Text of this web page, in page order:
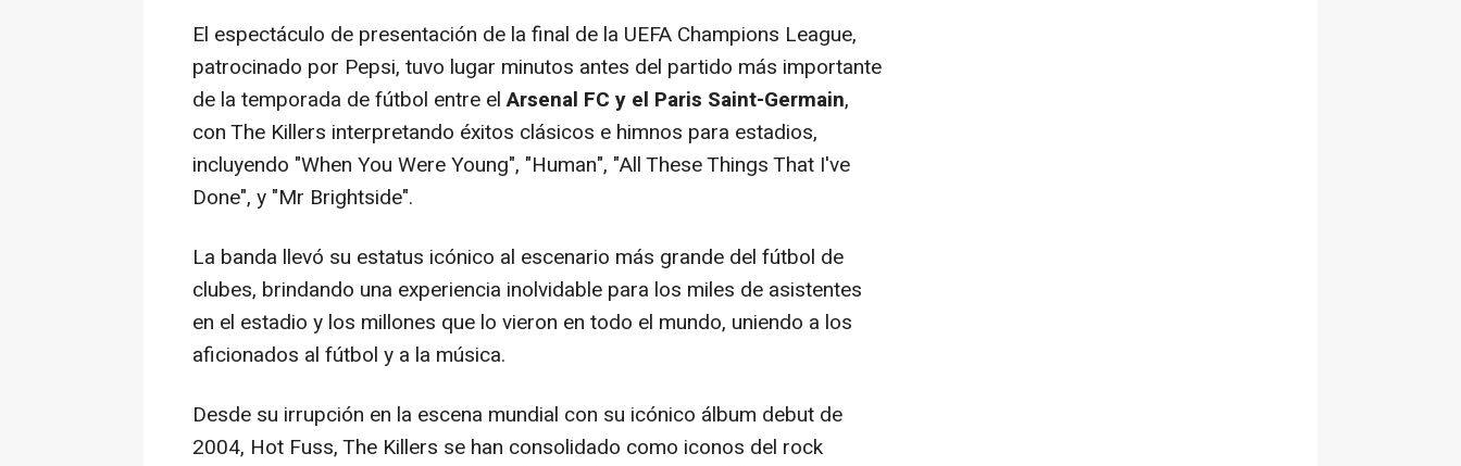
El espectáculo de presentación de la final de la UEFA Champions League,
patrocinado por Pepsi, tuvo lugar minutos antes del partido más importante
de la temporada de fútbol entre elArsenal FC y el Paris Saint-Germain,
con The Killers interpretando éxitos clásicos e himnos para estadios,
incluyendo "When You Were Young", "Human", "All These Things That I've
Done", y "Mr Brightside".
La banda llevó su estatus icónico al escenario más grande del fútbol de
clubes, brindando una experiencia inolvidable para los miles de asistentes
en el estadio y los millones que lo vieron en todo el mundo, uniendo a los
aficionados al fútbol y a la música.
Desde su irrupción en la escena mundial con su icónico álbum debut de
2004, Hot Fuss, The Killers se han consolidado como iconos del rock